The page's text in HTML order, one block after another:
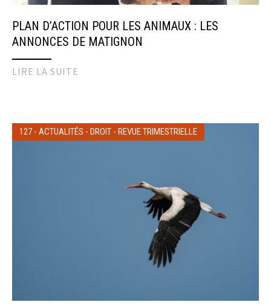
PLAN D’ACTION POUR LES ANIMAUX : LES
ANNONCES DE MATIGNON
LIRE LA SUITE
127 - ACTUALITÉS - DROIT - REVUE TRIMESTRIELLE